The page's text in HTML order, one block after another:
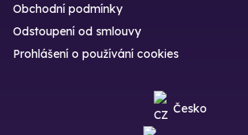
Obchodní podmínky
Odstoupení od smlouvy
Prohlášení o používání cookies
Česko